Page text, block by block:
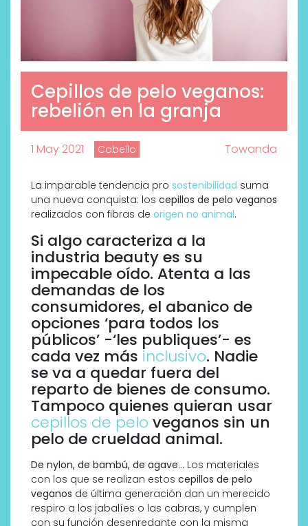
Cepillos de pelo veganos:
rebelión en la granja
1 May 2021 Cabello Towanda
La imparable tendencia pro sostenibilidad suma
una nueva conquista: los cepillos de pelo veganos
realizados con fibras de origen no animal.
Si algo caracteriza a la
industria beauty es su
impecable oído. Atenta a las
demandas de los
consumidores, el abanico de
opciones ‘para todos los
públicos’ -‘les publiques’- es
cada vez más inclusivo. Nadie
se va a quedar fuera del
reparto de bienes de consumo.
Tampoco quienes quieran usar
cepillos de pelo veganos sin un
pelo de crueldad animal.
De nylon, de bambú, de agave… Los materiales
con los que se realizan estos cepillos de pelo
veganos de última generación dan un merecido
respiro a los jabalíes o las cabras, y cumplen
con su función desenredante con la misma